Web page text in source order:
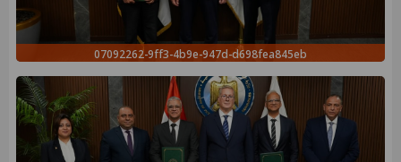
07092262-9ff3-4b9e-947d-d698fea845eb